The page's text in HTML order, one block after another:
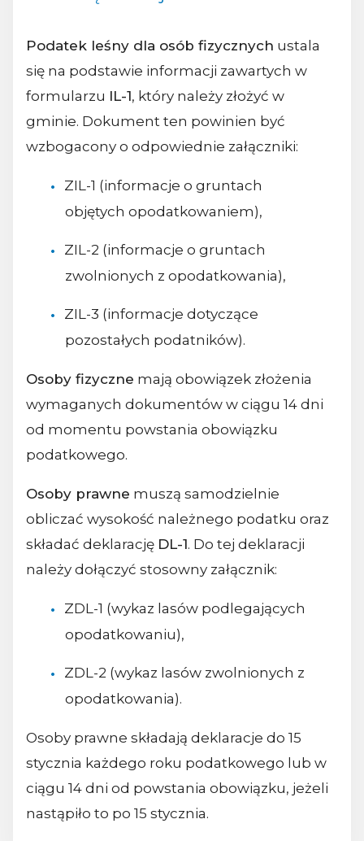
Podatek leśny dla osób fizycznych ustala
się na podstawie informacji zawartych w
formularzu IL-1, który należy złożyć w
gminie. Dokument ten powinien być
wzbogacony o odpowiednie załączniki:
ZIL-1 (informacje o gruntach
objętych opodatkowaniem),
ZIL-2 (informacje o gruntach
zwolnionych z opodatkowania),
ZIL-3 (informacje dotyczące
pozostałych podatników).
Osoby fizyczne mają obowiązek złożenia
wymaganych dokumentów w ciągu 14 dni
od momentu powstania obowiązku
podatkowego.
Osoby prawne muszą samodzielnie
obliczać wysokość należnego podatku oraz
składać deklarację DL-1. Do tej deklaracji
należy dołączyć stosowny załącznik:
ZDL-1 (wykaz lasów podlegających
opodatkowaniu),
ZDL-2 (wykaz lasów zwolnionych z
opodatkowania).
Osoby prawne składają deklaracje do 15
stycznia każdego roku podatkowego lub w
ciągu 14 dni od powstania obowiązku, jeżeli
nastąpiło to po 15 stycznia.